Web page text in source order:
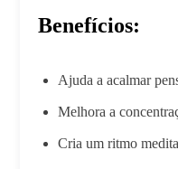
Benefícios:
Ajuda a acalmar
Melhora a
Cria um ritmo